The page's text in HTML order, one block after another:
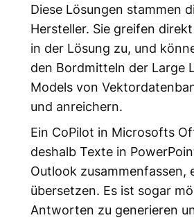
Diese Lösungen stammen
Hersteller. Sie greifen
in der Lösung zu, und
den Bordmitteln der Large
Models von
und anreichern.
Ein CoPilot in Microsofts
deshalb Texte in
Outlook zusammenfassen,
übersetzen. Es ist sogar
Antworten zu generieren